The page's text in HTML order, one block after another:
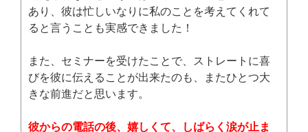
あり、彼は忙しいなりに私のことを考えてくれて
ると言うことも実感できました！
また、セミナーを受けたことで、ストレートに喜
びを彼に伝えることが出来たのも、またひとつ大
きな前進だと思います。
彼からの電話の後、嬉しくて、しばらく涙が止ま